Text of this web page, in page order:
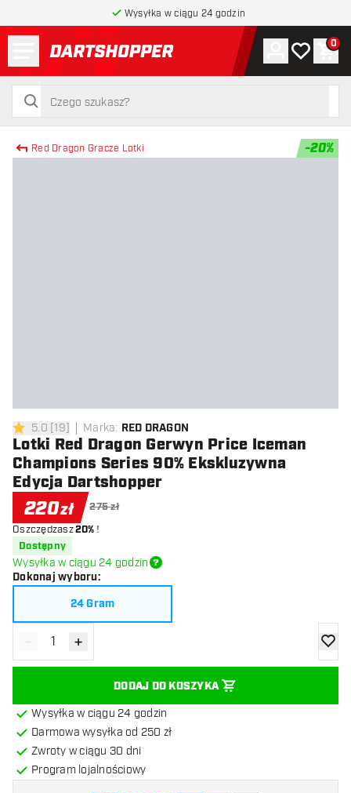
Wysyłka w ciągu 24 godzin
powrót do strony głównej
szukaj
szukaj
Konto
Moja lista
0
Red Dragon Gracze Lotki -20%
5 gwiazdki oceny
5.0 [19] Marka: RED DRAGON
Lotki Red Dragon Gerwyn Price Iceman
Champions Series 90% Ekskluzywna
Edycja Dartshopper
220zł 275 zł
Oszczędzasz20% !
Dostępny
Wysyłka w ciągu 24 godzin
Dokonaj wyboru:
24 Gram
Zmniejsz ilość
- Zwiększ ilość
+
DODAJ DO KOSZYKA
Wysyłka w ciągu 24 godzin
Darmowa wysyłka od 250 zł
Zwroty w ciągu 30 dni
Program lojalnościowy